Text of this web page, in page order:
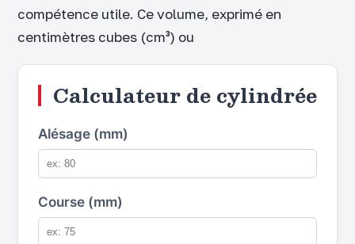
compétence utile. Ce volume, exprimé en
centimètres cubes (cm³) ou
Calculateur de cylindrée
Alésage (mm)
Course (mm)